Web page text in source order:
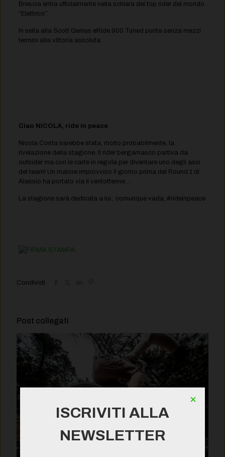
Brescia entra ufficialmente nella schiera dei top rider del mondo
“Elettrico”.
In sella alla Scott Genius eRide 900 Tuned punta senza mezzi
termini alla vittoria assoluta.
Ciao NICOLA, ride in peace
Nicola Costa sarebbe stata, molto probabilmente, la
rivelazione della stagione. Il rider bergamasco partiva da
outsider ma con le carte in regola per diventare uno degli assi
del team! Un malore improvviso il giorno prima del Round 1 di
Alassio ha portato via il ventottenne…
La stagione sarà dedicata a lui.. comunque vada, #rideinpeace
Condividi
Post collegati
ISCRIVITI ALLA
NEWSLETTER
×